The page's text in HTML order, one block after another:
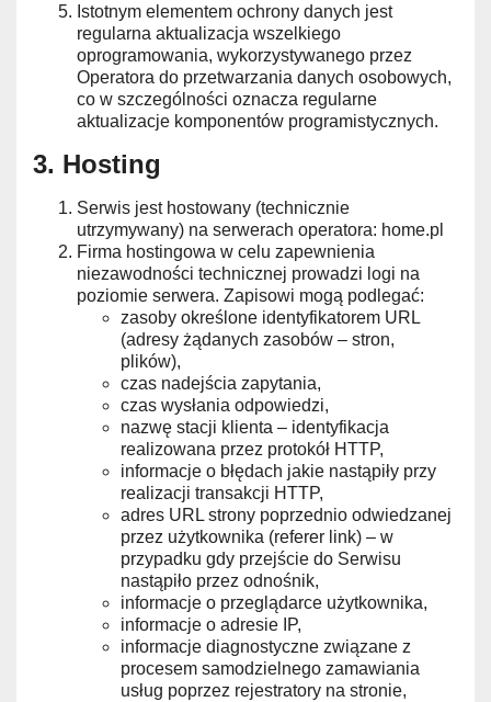
Istotnym elementem ochrony danych jest
regularna aktualizacja wszelkiego
oprogramowania, wykorzystywanego przez
Operatora do przetwarzania danych osobowych,
co w szczególności oznacza regularne
aktualizacje komponentów programistycznych.
3. Hosting
Serwis jest hostowany (technicznie
utrzymywany) na serwerach operatora: home.pl
Firma hostingowa w celu zapewnienia
niezawodności technicznej prowadzi logi na
poziomie serwera. Zapisowi mogą podlegać:
zasoby określone identyfikatorem URL
(adresy żądanych zasobów – stron,
plików),
czas nadejścia zapytania,
czas wysłania odpowiedzi,
nazwę stacji klienta – identyfikacja
realizowana przez protokół HTTP,
informacje o błędach jakie nastąpiły przy
realizacji transakcji HTTP,
adres URL strony poprzednio odwiedzanej
przez użytkownika (referer link) – w
przypadku gdy przejście do Serwisu
nastąpiło przez odnośnik,
informacje o przeglądarce użytkownika,
informacje o adresie IP,
informacje diagnostyczne związane z
procesem samodzielnego zamawiania
usług poprzez rejestratory na stronie,